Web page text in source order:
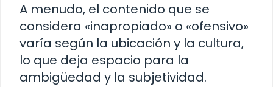
A menudo, el contenido que se
considera «inapropiado» o «ofensivo»
varía según la ubicación y la cultura,
lo que deja espacio para la
ambigüedad y la subjetividad.